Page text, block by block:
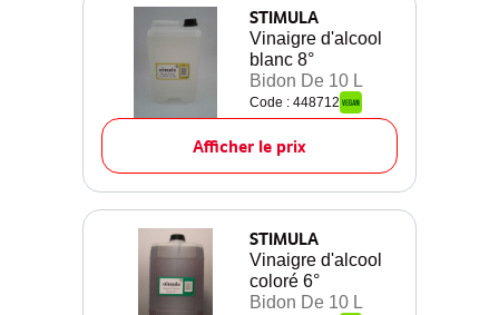
STIMULA
Vinaigre d'alcool
blanc 8°
Bidon De 10 L
Code : 448712
Afficher le prix
STIMULA
Vinaigre d'alcool
coloré 6°
Bidon De 10 L